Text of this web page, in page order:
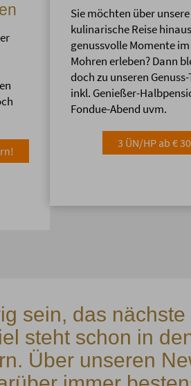
Sie möchten über unsere
kulinarische Reise hinaus
genussvolle Momente
Mohren erleben? Dann
doch zu unseren
inkl. Genießer-
Fondue-Abend uvm.
3 ÜN/HP ab €
sein, das nächste
steht schon in
Über unseren